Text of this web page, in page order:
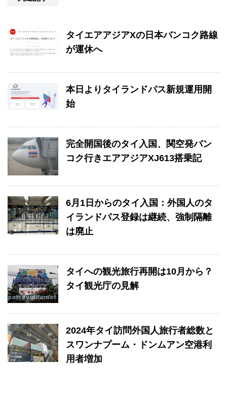
タイエアアジアXの日本バンコク路線
が運休へ
本日よりタイランドパス新規運用開
始
完全開国後のタイ入国、関空発バン
コク行きエアアジアXJ613搭乗記
6月1日からのタイ入国：外国人のタ
イランドパス登録は継続、強制隔離
は廃止
タイへの観光旅行再開は10月から？
タイ観光庁の見解
2024年タイ訪問外国人旅行者総数と
スワンナプーム・ドンムアン空港利
用者増加